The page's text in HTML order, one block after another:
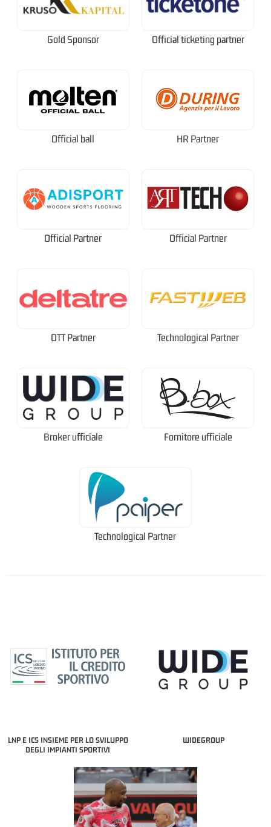
Gold Sponsor Official ticketing partner
Official ball HR Partner
Official Partner Official Partner
OTT Partner Technological Partner
Broker ufficiale Fornitore ufficiale
Technological Partner
LNP E ICS INSIEME PER LO SVILUPPO
DEGLI IMPIANTI SPORTIVI
WIDEGROUP